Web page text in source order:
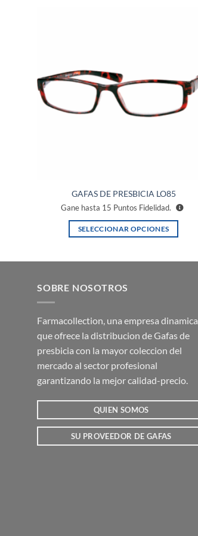
GAFAS DE PRESBICIA LO85
Gane hasta 15 Puntos Fidelidad.
SELECCIONAR OPCIONES
múltiples
opciones
se
pueden
elegir
en
página
de
producto
SOBRE NOSOTROS
Farmacollection, una empresa dinamica
que ofrece la distribucion de Gafas de
presbicia con la mayor coleccion del
mercado al sector profesional
garantizando la mejor calidad-precio.
QUIEN SOMOS
SU PROVEEDOR DE GAFAS